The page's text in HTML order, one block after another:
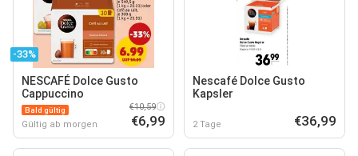
-33%
NESCAFÉ Dolce Gusto
Cappuccino
Bald gültig
Gültig ab morgen
€10,59
€6,99
Nescafé Dolce Gusto
Kapsler
2 Tage €36,99